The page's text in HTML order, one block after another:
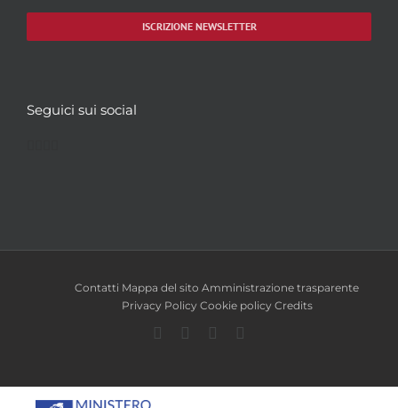
ISCRIZIONE NEWSLETTER
Seguici sui social
Contatti Mappa del sito Amministrazione trasparente
Privacy Policy Cookie policy Credits
Facebook
TwitterYouTube